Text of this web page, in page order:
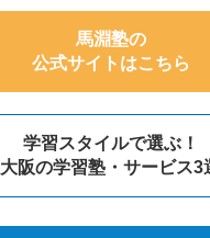
馬淵塾の
公式サイトはこちら
学習スタイルで選ぶ！
大阪の学習塾・サービス3